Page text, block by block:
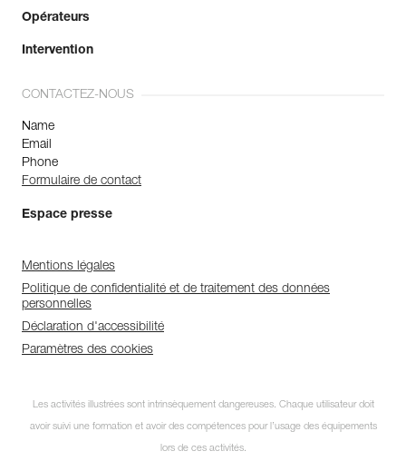
Opérateurs
Intervention
CONTACTEZ-NOUS
Name
Email
Phone
Formulaire de contact
Espace presse
Mentions légales
Politique de confidentialité et de traitement des données
personnelles
Déclaration d'accessibilité
Paramètres des cookies
Les activités illustrées sont intrinsèquement dangereuses. Chaque utilisateur doit
avoir suivi une formation et avoir des compétences pour l’usage des équipements
lors de ces activités.